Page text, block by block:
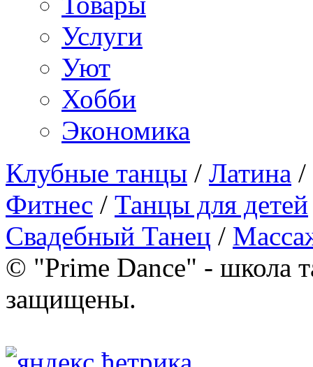
Услуги
Уют
Хобби
Экономика
Клубные танцы / Латина /
Фитнес / Танцы для детей
Свадебный Танец /
© "Prime Dance" - школа
защищены.